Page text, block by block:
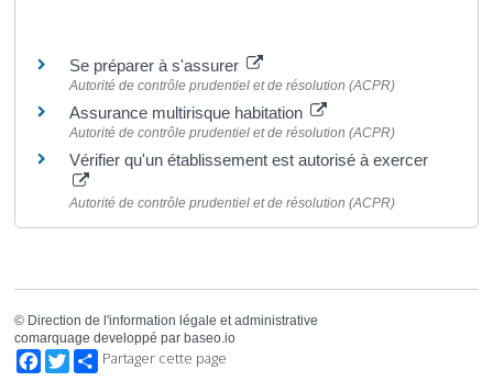
Se préparer à s'assurer
Autorité de contrôle prudentiel et de résolution (ACPR)
Assurance multirisque habitation
Autorité de contrôle prudentiel et de résolution (ACPR)
Vérifier qu'un établissement est autorisé à exercer
Autorité de contrôle prudentiel et de résolution (ACPR)
© Direction de l'information légale et administrative
comarquage developpé par baseo.io
Facebook
TwitterPartager cette page